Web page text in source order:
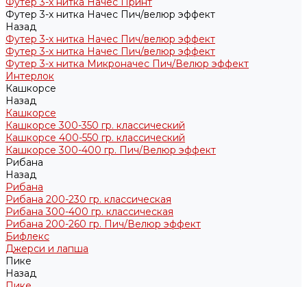
Футер 3-х нитка Начес Пич/велюр эффект
Назад
Футер 3-х нитка Начес Пич/велюр эффект
Футер 3-х нитка Начес Пич/велюр эффект
Футер 3-х нитка Микроначес Пич/Велюр эффект
Интерлок
Кашкорсе
Назад
Кашкорсе
Кашкорсе 300-350 гр. классический
Кашкорсе 400-550 гр. классический
Кашкорсе 300-400 гр. Пич/Велюр эффект
Рибана
Назад
Рибана
Рибана 200-230 гр. классическая
Рибана 300-400 гр. классическая
Рибана 200-260 гр. Пич/Велюр эффект
Бифлекс
Джерси и лапша
Пике
Назад